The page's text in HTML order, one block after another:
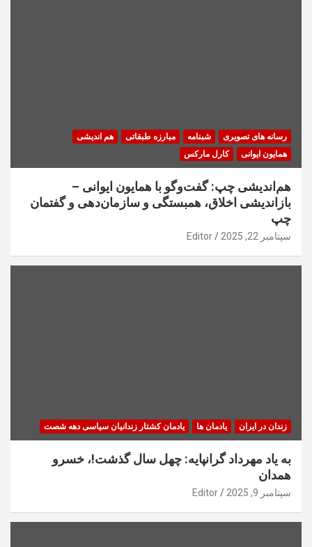
رسانه های تصویری شبنامه مبارزه طبقاتی
هم اندیشی
همایون ایوانی
کارل مارکس
هم‌اندیشی چپ: گفت‌وگو با همایون ایوانی –
بازاندیشی اخلاق، همبستگی و سازمان‌دهی و گفتمان
چپ
سپتامبر 22, 2025 Editor
زندان در ایران یادمان ها یادمان کشتار زندانیان سیاسی دهه شصت
به یاد مهرداد گرانپایه: چهل سال گذشت!، خسرو
همدان
سپتامبر 9, 2025 Editor